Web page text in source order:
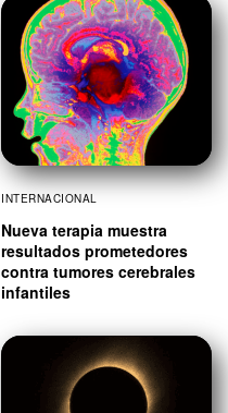
INTERNACIONAL
Nueva terapia muestra
resultados prometedores
contra tumores cerebrales
infantiles